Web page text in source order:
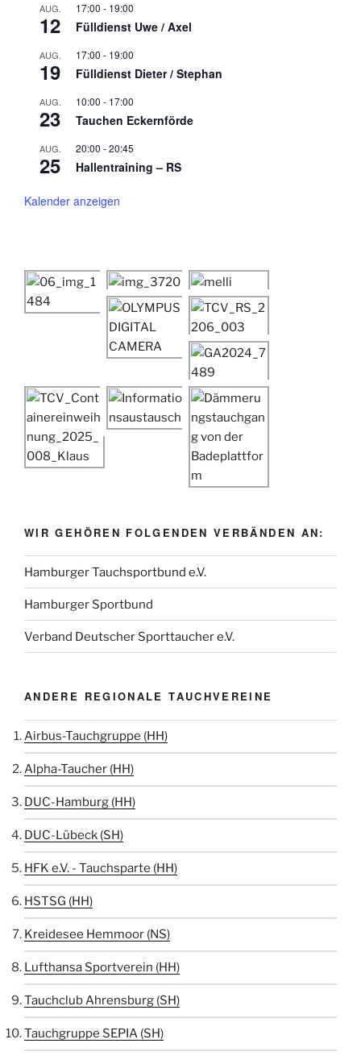
AUG.
12
17:00 - 19:00
Fülldienst Uwe / Axel
AUG.
19
17:00 - 19:00
Fülldienst Dieter / Stephan
AUG.
23
10:00 - 17:00
Tauchen Eckernförde
AUG.
25
20:00 -20:45
Hallentraining – RS
Kalender anzeigen
WIR GEHÖREN FOLGENDEN VERBÄNDEN AN:
Hamburger Tauchsportbund e.V.
Hamburger Sportbund
Verband Deutscher Sporttaucher e.V.
ANDERE REGIONALE TAUCHVEREINE
Airbus-Tauchgruppe (HH)
Alpha-Taucher (HH)
DUC-Hamburg (HH)
DUC-Lübeck (SH)
HFK e.V. - Tauchsparte (HH)
HSTSG (HH)
Kreidesee Hemmoor (NS)
Lufthansa Sportverein (HH)
Tauchclub Ahrensburg (SH)
Tauchgruppe SEPIA (SH)